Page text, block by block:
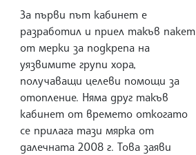
За първи път кабинет е
разработил и приел такъв пакет
от мерки за подкрепа на
уязвимите групи хора,
получаващи целеви помощи за
отопление. Няма друг такъв
кабинет от времето откогато
се прилага тази мярка от
далечната 2008 г. Това заяви